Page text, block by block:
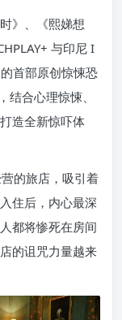
》、《熙娣想
与印尼 I
首部原创惊悚恐
合心理惊悚、
造全新惊吓体
的旅店，吸引着
住后，内心最深
都将惨死在房间
的诅咒力量越来